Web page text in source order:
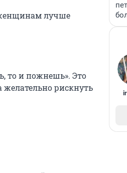
лучше
то и пожнешь». Это
желательно рискнуть